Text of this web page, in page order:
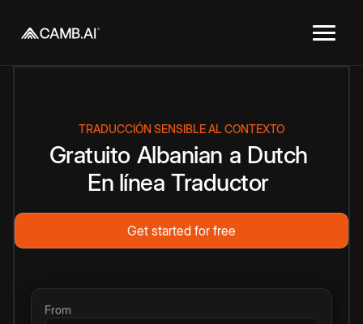
TRADUCCIÓN SENSIBLE AL CONTEXTO
Gratuito Albanian a Dutch
En línea Traductor
Get started for free
From